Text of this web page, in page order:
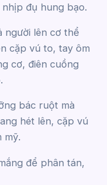
đụ hung bạo.
người lên cơ thể
cặp vú to, tay ôm
cơ, điên cuồng
bác ruột mà
hét lên, cặp vú
mỹ.
để phân tán,